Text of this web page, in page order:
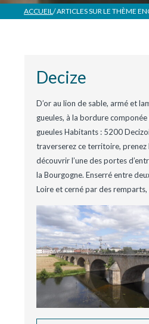
ACCUEIL/ ARTICLES SUR LE THÈME
Decize
D’or au lion de sable, armé et
gueules, à la bordure componée
gueules Habitants : 5200
traverserez ce territoire, prenez
découvrir l’une des portes
la Bourgogne. Enserré entre
Loire et cerné par des remparts,